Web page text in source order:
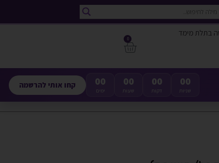
בתלת מימד
0
00
ימים
00
שעות
00
דקות
00
שניות
קחו אותי להרשמה